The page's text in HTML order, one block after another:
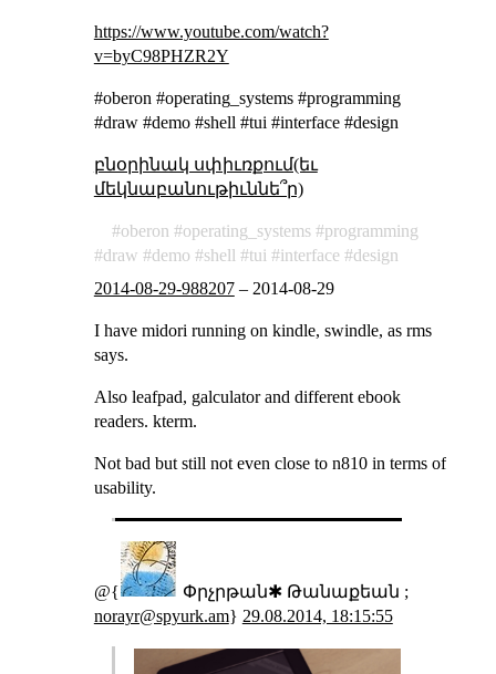
https://www.youtube.com/watch?
v=byC98PHZR2Y
#oberon #operating_systems #programming
#draw #demo #shell #tui #interface #design
բնօրինակ սփիւռքում(եւ
մեկնաբանութիւննե՞ր)
oberon operating_systems
programming
draw
demo shell tui interface
design
2014-08-29-988207– 2014-08-29
I have midori running on kindle, swindle, as rms
says.
Also leafpad, galculator and different ebook
readers. kterm.
Not bad but still not even close to n810 in terms of
usability.
@{
Փրչրթան✱ Թանաքեան ;
norayr@spyurk.am} 29.08.2014, 18:15:55